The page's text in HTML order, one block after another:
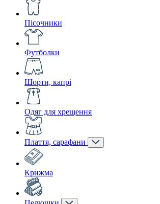
Пісочники
Футболки
Шорти, капрі
Одяг для хрещення
Плаття, сарафани
Крижма